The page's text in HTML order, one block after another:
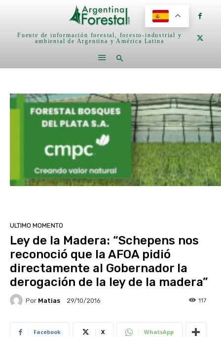
Fuente de información forestal, foresto-industrial y
ambiental de Argentina y América Latina
ULTIMO MOMENTO
Ley de la Madera: “Schepens nos
reconoció que la AFOA pidió
directamente al Gobernador la
derogación de la ley de la madera”
Por Matias 29/10/2016 117
Facebook X WhatsApp